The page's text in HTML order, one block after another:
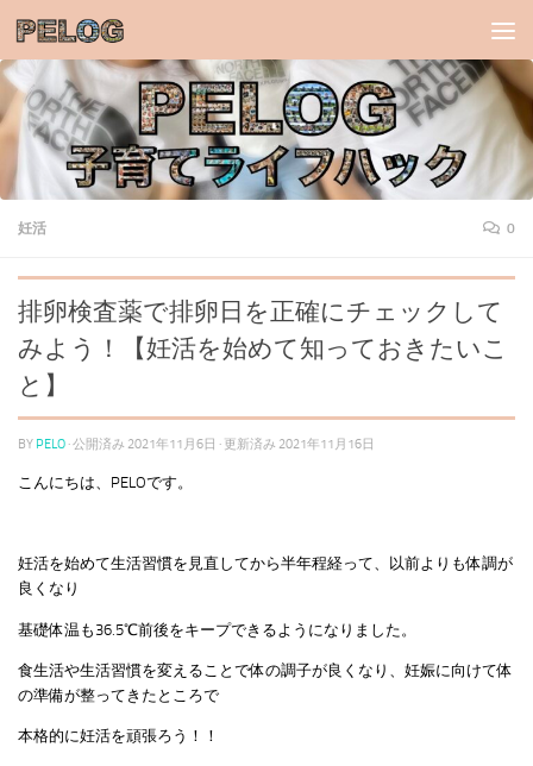
コンテンツへスキップ
妊活 0
排卵検査薬で排卵日を正確にチェックして
みよう！【妊活を始めて知っておきたいこ
と】
BY PELO · 公開済み 2021年11月6日 · 更新済み 2021年11月16日
こんにちは、PELOです。
妊活を始めて生活習慣を見直してから半年程経って、以前よりも体調が
良くなり
基礎体温も36.5℃前後をキープできるようになりました。
食生活や生活習慣を変えることで体の調子が良くなり、妊娠に向けて体
の準備が整ってきたところで
本格的に妊活を頑張ろう！！